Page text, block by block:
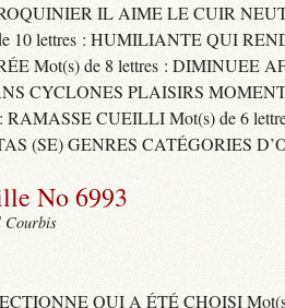
IL AIME LE CUIR
10 lettres : HUMILIANTE QUI
Mot(s) de 8 lettres : DIMINUEE
CYCLONES PLAISIRS
RAMASSE CUEILLI Mot(s) de 6
(SE) GENRES CATÉGORIES
No 6993
Courbis
QUI A ÉTÉ CHOISI